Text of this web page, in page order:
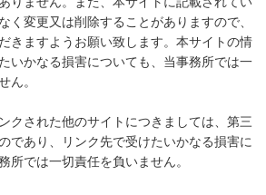
く変更又は削除することがありますので、
きますようお願い致します。本サイトの情
いかなる損害についても、当事務所では一
ん。
クされた他のサイトにつきましては、第三
であり、リンク先で受けたいかなる損害に
所では一切責任を負いません。